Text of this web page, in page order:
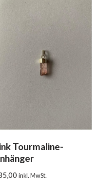
Tourmaline-
inkl. MwSt.